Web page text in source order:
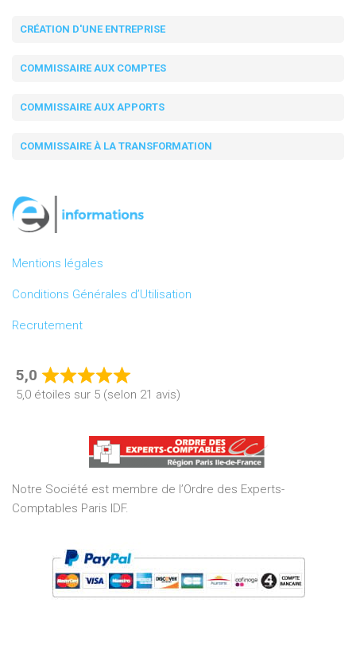
CRÉATION D'UNE ENTREPRISE
COMMISSAIRE AUX COMPTES
COMMISSAIRE AUX APPORTS
COMMISSAIRE À LA TRANSFORMATION
Mentions légales
Conditions Générales d’Utilisation
Recrutement
5,0
Rated
5,0
of
5
5,0 étoiles sur 5 (selon 21 avis)
Notre Société est membre de l’Ordre des Experts-
Comptables Paris IDF.